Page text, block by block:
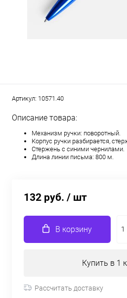
Артикул: 10571.40
Описание товара:
Механизм ручки: поворотный.
Корпус ручки разбирается,
Стержень с синими чернилами.
Длина линии письма: 800 м.
132 руб. / шт
В корзину
Купить в 1
Рассчитать доставку